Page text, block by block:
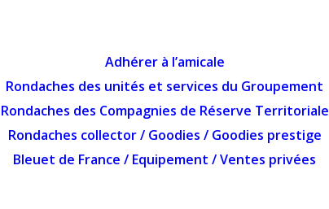
Adhérer à l’amicale
Rondaches des unités et services du Groupement
Rondaches des Compagnies de Réserve Territoriale
Rondaches collector/ Goodies / Goodies prestige
Bleuet de France / Equipement /Ventes privées